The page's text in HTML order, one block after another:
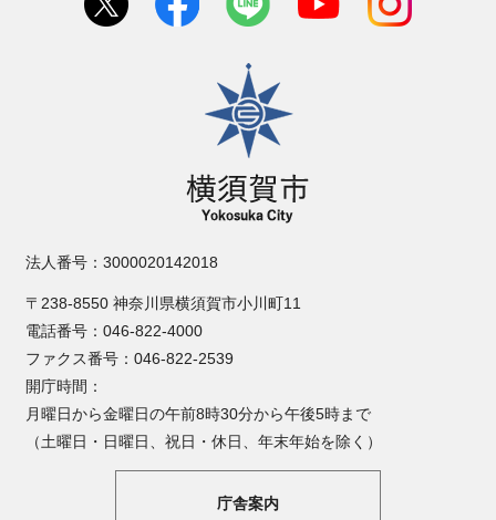
横須賀市
法人番号：3000020142018
〒238-8550 神奈川県横須賀市小川町11
電話番号：046-822-4000
ファクス番号：046-822-2539
開庁時間：
月曜日から金曜日の午前8時30分から午後5時まで
（土曜日・日曜日、祝日・休日、年末年始を除く）
庁舎案内